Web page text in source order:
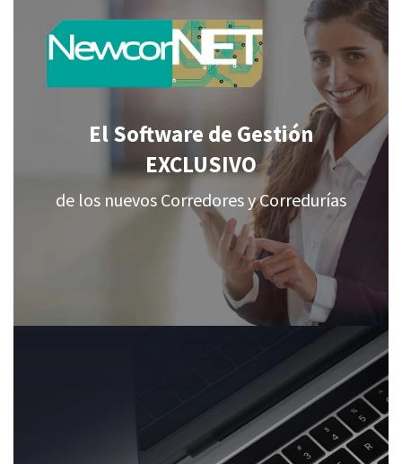
El Software de Gestión
EXCLUSIVO
de los nuevos Corredores y Corredurías